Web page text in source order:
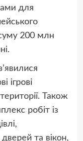
для
200 млн
ігрові
Також
робіт із
та вікон,